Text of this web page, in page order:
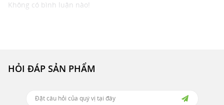
Không có bình luận nào!
HỎI ĐÁP SẢN PHẨM